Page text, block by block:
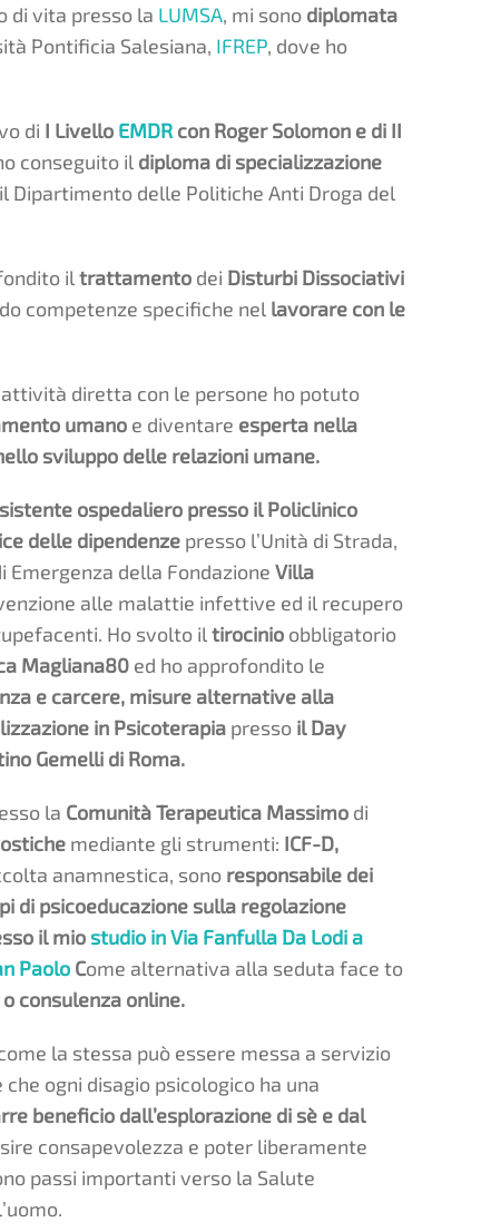
di vita presso la LUMSA, mi sono diplomata
Pontificia Salesiana, IFREP, dove ho
di I Livello EMDR con Roger Solomon e di II
conseguito il diploma di specializzazione
Dipartimento delle Politiche Anti Droga del
iltrattamento dei Disturbi Dissociativi
competenze specifiche nel lavorare con le
diretta con le persone ho potuto
umano e diventare esperta nella
sviluppo delle relazioni umane.
ospedaliero presso il Policlinico
delle dipendenze presso l’Unità di Strada,
Emergenza della Fondazione Villa
alle malattie infettive ed il recupero
Ho svolto iltirocinio obbligatorio
Magliana80 ed ho approfondito le
e carcere, misure alternative alla
in Psicoterapia presso il Day
Gemelli di Roma.
la Comunità Terapeutica Massimo di
mediante gli strumenti: ICF-D,
anamnestica, sono responsabile dei
di psicoeducazione sulla regolazione
il mio studio in Via Fanfulla Da Lodi a
Paolo Come alternativa alla seduta face to
consulenza online.
la stessa può essere messa a servizio
ogni disagio psicologico ha una
beneficio dall’esplorazione di sè e dal
consapevolezza e poter liberamente
passi importanti verso la Salute